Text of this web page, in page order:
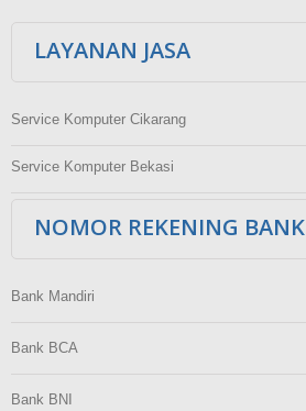
LAYANAN JASA
Service Komputer Cikarang
Service Komputer Bekasi
NOMOR REKENING BANK
Bank Mandiri
Bank BCA
Bank BNI